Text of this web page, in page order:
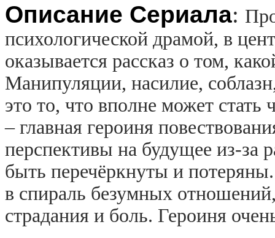
Описание Сериала:
психологической драмой, в
оказывается рассказ о том,
Манипуляции, насилие,
это то, что вполне может
– главная героиня
перспективы на будущее из-за
быть перечёркнуты и
в спираль безумных
страдания и боль. Героиня